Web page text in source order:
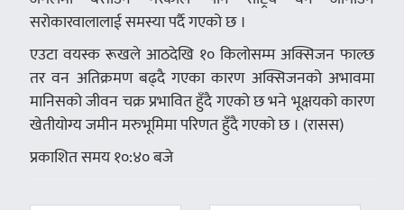
सरोकारवालालाई समस्या पर्दै गएको छ ।
एउटा वयस्क रूखले आठदेखि १० किलोसम्म अक्सिजन फाल्छ
तर वन अतिक्रमण बढ्दै गएका कारण अक्सिजनको अभावमा
मानिसको जीवन चक्र प्रभावित हुँदै गएको छ भने भूक्षयको कारण
खेतीयोग्य जमीन मरुभूमिमा परिणत हुँदै गएको छ । (रासस)
प्रकाशित समय १०:४० बजे